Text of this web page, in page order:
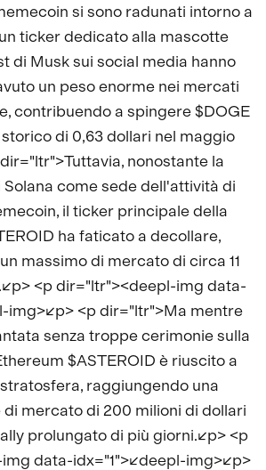
si sono radunati intorno a
ticker dedicato alla mascotte
di Musk sui social media hanno
un peso enorme nei mercati
contribuendo a spingere $DOGE
di 0,63 dollari nel maggio
dir="ltr">Tuttavia, nonostante la
come sede dell'attività di
il ticker principale della
ha faticato a decollare,
massimo di mercato di circa 11
p> <p dir="ltr"><deepl-img data-
img></p> <p dir="ltr">Ma mentre
senza troppe cerimonie sulla
$ASTEROID è riuscito a
raggiungendo una
di mercato di 200 milioni di dollari
prolungato di più giorni.</p> <p
data-idx="1"></deepl-img></p>